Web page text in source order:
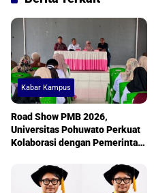
Kabar Kampus
Road Show PMB 2026,
Universitas Pohuwato Perkuat
Kolaborasi dengan Pemerintah